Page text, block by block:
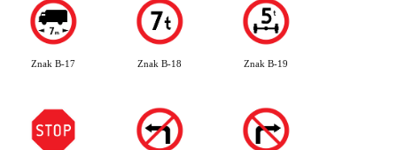
Znak B-17 Znak B-18 Znak B-19